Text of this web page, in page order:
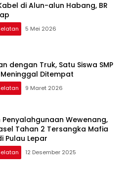
di Alun-alun Habang, BR
5 Mei 2026
dengan Truk, Satu Siswa SMP
Ditempat
9 Maret 2026
Penyalahgunaan Wewenang,
Tahan 2 Tersangka Mafia
Pulau Lepar
12 Desember 2025